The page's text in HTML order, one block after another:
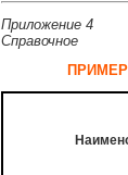
Приложение 4
Справочное